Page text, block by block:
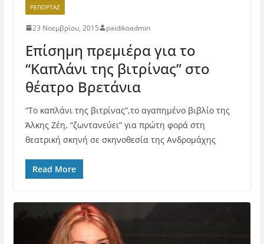
ΡΕΠΟΡΤΆΖ
23 Νοεμβρίου, 2015 paidikoadmin
Επίσημη πρεμιέρα για το
“Καπλάνι της βιτρίνας” στο
θέατρο Βρετάνια
“Το καπλάνι της βιτρίνας”,το αγαπημένο βιβλίο της
Άλκης Ζέη, “ζωντανεύει” για πρώτη φορά στη
θεατρική σκηνή σε σκηνοθεσία της Ανδρομάχης
Read More